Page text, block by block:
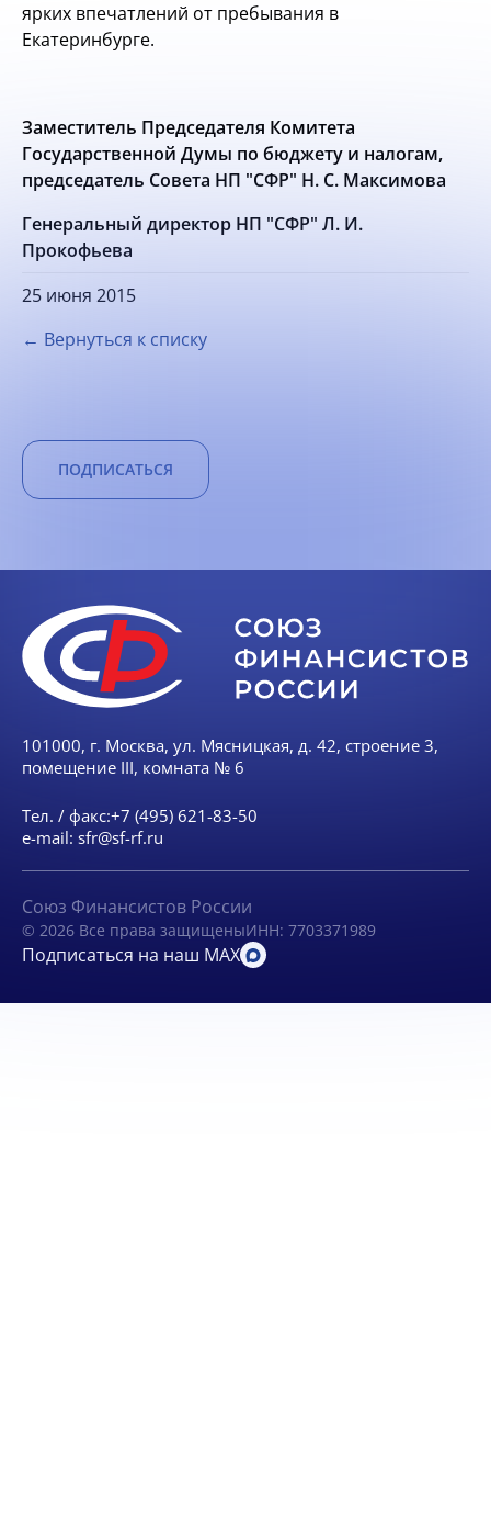
ярких впечатлений от пребывания в
Екатеринбурге.
Заместитель Председателя Комитета
Государственной Думы по бюджету и налогам,
председатель Совета НП "СФР" Н. С. Максимова
Генеральный директор НП "СФР" Л. И.
Прокофьева
25 июня 2015
← Вернуться к списку
ПОДПИСАТЬСЯ
101000, г. Москва, ул. Мясницкая, д. 42, строение 3,
помещение III, комната № 6
Тел. / факс:+7 (495) 621-83-50
e-mail: sfr@sf-rf.ru
Союз Финансистов России
© 2026 Все права защищеныИНН: 7703371989
Подписаться на наш MAX